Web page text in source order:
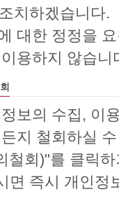
치하겠습니다.
대한 정정을
용하지 않습니
보의 수집, 이
지 철회하실
철회)"를 클릭
면 즉시 개인정